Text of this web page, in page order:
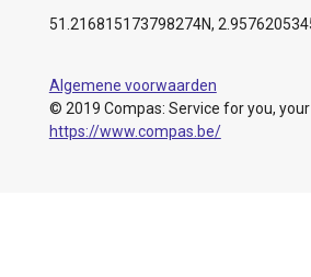
51.216815173798274N,
Algemene voorwaarden
© 2019 Compas: Service for you,
https://www.compas.be/